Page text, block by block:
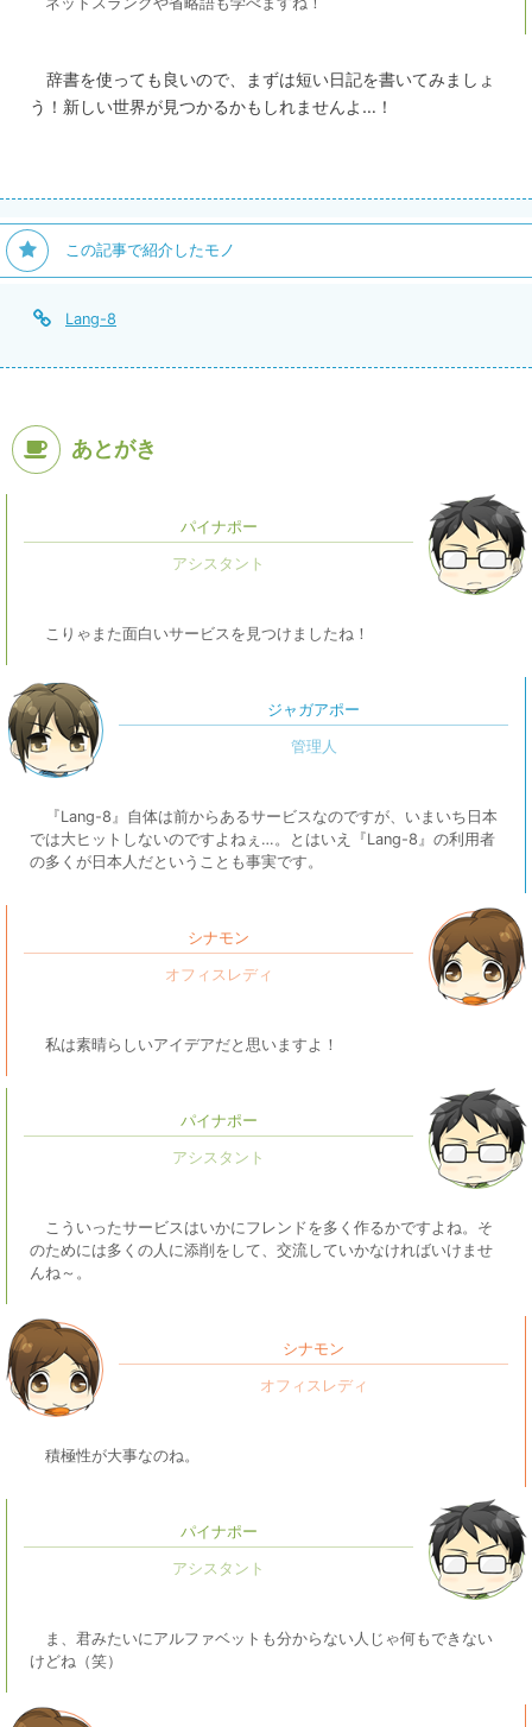
辞書を使っても良いので、まずは短い日記を書いてみましょ
う！新しい世界が見つかるかもしれませんよ…！
この記事で紹介したモノ
Lang-8
あとがき
パイナポー
こりゃまた面白いサービスを見つけましたね！
ジャガアポー
『Lang-8』自体は前からあるサービスなのですが、いまいち日本
では大ヒットしないのですよねぇ…。とはいえ『Lang-8』の利用者
の多くが日本人だということも事実です。
シナモン
私は素晴らしいアイデアだと思いますよ！
パイナポー
こういったサービスはいかにフレンドを多く作るかですよね。そ
のためには多くの人に添削をして、交流していかなければいけませ
んね～。
シナモン
積極性が大事なのね。
パイナポー
ま、君みたいにアルファベットも分からない人じゃ何もできない
けどね（笑）